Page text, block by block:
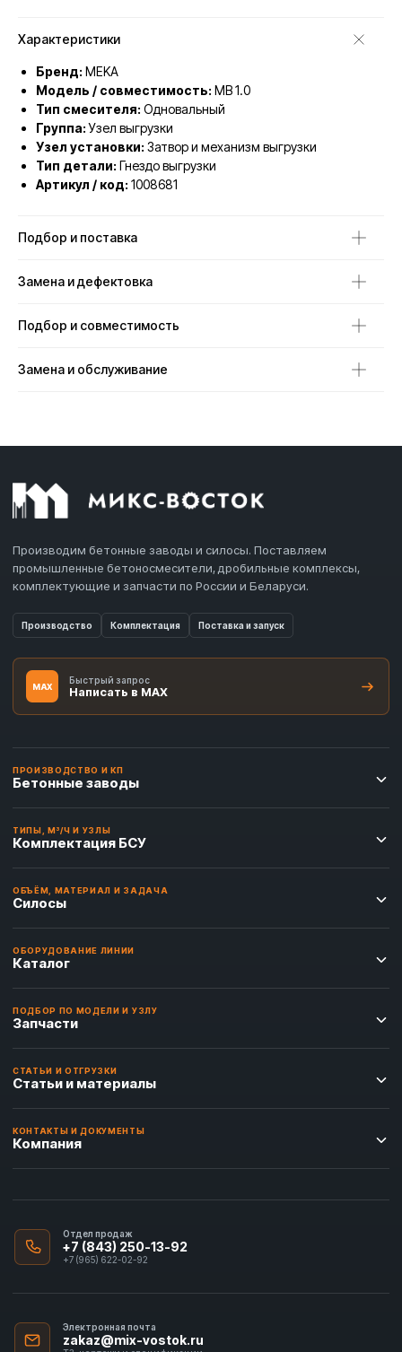
Характеристики
Бренд: MEKA
Модель / совместимость: MB 1.0
Тип смесителя: Одновальный
Группа:Узел выгрузки
Узел установки: Затвор и механизм выгрузки
Тип детали: Гнездо выгрузки
Артикул / код: 1008681
Подбор и поставка
Замена и дефектовка
Подбор и совместимость
Замена и обслуживание
Производим бетонные заводы и силосы. Поставляем
промышленные бетоносмесители, дробильные комплексы,
комплектующие и запчасти по России и Беларуси.
Производство Комплектация Поставка и запуск
MAX
Быстрый запрос
Написать в MAX
ПРОИЗВОДСТВО И КП
Бетонные заводы
ТИПЫ, М³/Ч И УЗЛЫ
Комплектация БСУ
ОБЪЁМ, МАТЕРИАЛ И ЗАДАЧА
Силосы
ОБОРУДОВАНИЕ ЛИНИИ
Каталог
ПОДБОР ПО МОДЕЛИ И УЗЛУ
Запчасти
СТАТЬИ И ОТГРУЗКИ
Статьи и материалы
КОНТАКТЫ И ДОКУМЕНТЫ
Компания
Отдел продаж
+7 (843) 250-13-92
+7 (965) 622-02-92
Электронная почта
zakaz@mix-vostok.ru